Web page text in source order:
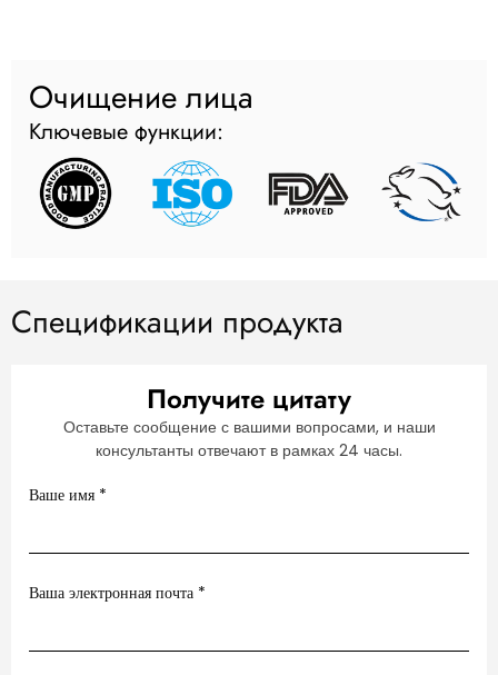
Очищение лица
Ключевые функции:
Спецификации продукта
Получите цитату
Оставьте сообщение с вашими вопросами, и наши
консультанты отвечают в рамках 24 часы.
Ваше имя *
Ваша электронная почта *